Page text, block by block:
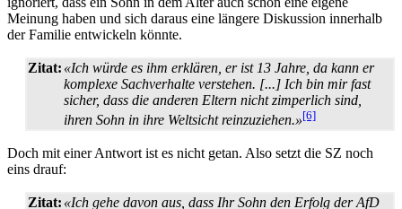
Meinung haben und sich daraus eine längere Diskussion innerhalb
der Familie entwickeln könnte.
Zitat: «Ich würde es ihm erklären, er ist 13 Jahre, da kann er
komplexe Sachverhalte verstehen. [...] Ich bin mir fast
sicher, dass die anderen Eltern nicht zimperlich sind,
ihren Sohn in ihre Weltsicht reinzuziehen.»[6]
Doch mit einer Antwort ist es nicht getan. Also setzt die SZ noch
eins drauf:
Zitat: «Ich gehe davon aus, dass Ihr Sohn den Erfolg der AfD